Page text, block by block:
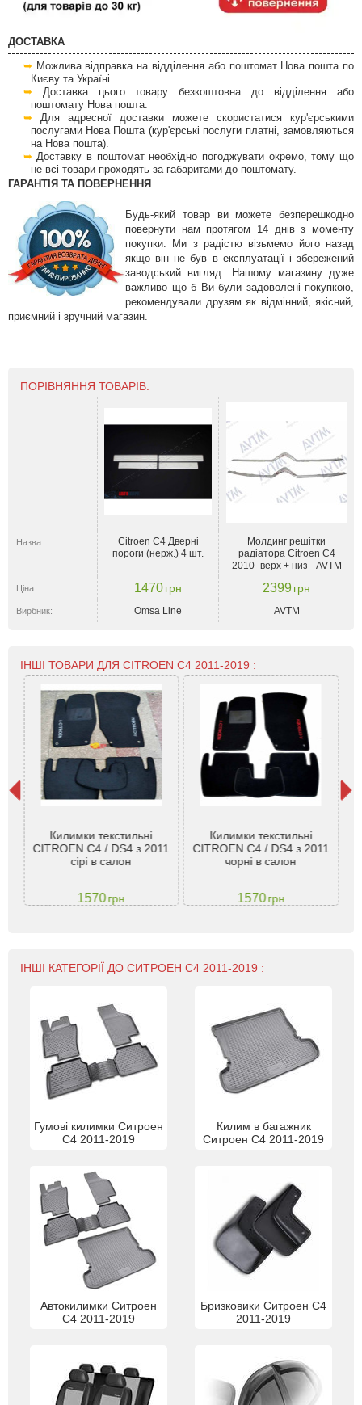
ДОСТАВКА
Можлива відправка на відділення або поштомат Нова пошта по
Києву та Україні.
Доставка цього товару безкоштовна до відділення або
поштомату Нова пошта.
Для адресної доставки можете скористатися кур'єрськими
послугами Нова Пошта (кур'єрські послуги платні, замовляються
на Нова пошта).
Доставку в поштомат необхідно погоджувати окремо, тому що
не всі товари проходять за габаритами до поштомату.
ГАРАНТІЯ ТА ПОВЕРНЕННЯ
Будь-який товар ви можете безперешкодно
повернути нам протягом 14 днів з моменту
покупки. Ми з радістю візьмемо його назад
якщо він не був в експлуатації і збережений
заводський вигляд. Нашому магазину дуже
важливо що б Ви були задоволені покупкою,
рекомендували друзям як відмінний, якісний,
приємний і зручний магазин.
ПОРІВНЯННЯ ТОВАРІВ:
Назва
Citroen C4 Дверні
пороги (нерж.) 4 шт.
Молдинг решітки
радіатора Citroen C4
2010- верх + низ - AVTM
Ціна 1470грн 2399грн
Вирбник: Omsa Line AVTM
ІНШІ ТОВАРИ ДЛЯ CITROEN C4 2011-2019 :
Килимки текстильні
CITROEN C4 / DS4 з 2011
сірі в салон
1570грн
Килимки текстильні
CITROEN C4 / DS4 з 2011
чорні в салон
1570грн
ІНШІ КАТЕГОРІЇ ДО СИТРОЕН С4 2011-2019 :
Гумові килимки Ситроен
С4 2011-2019
Килим в багажник
Ситроен С4 2011-2019
Автокилимки Ситроен
С4 2011-2019
Бризковики Ситроен С4
2011-2019